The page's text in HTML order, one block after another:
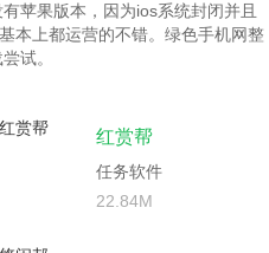
苹果版本，因为ios系统封闭并且
本上都运营的不错。绿色手机网整
试。
红赏帮
任务软件
22.84M